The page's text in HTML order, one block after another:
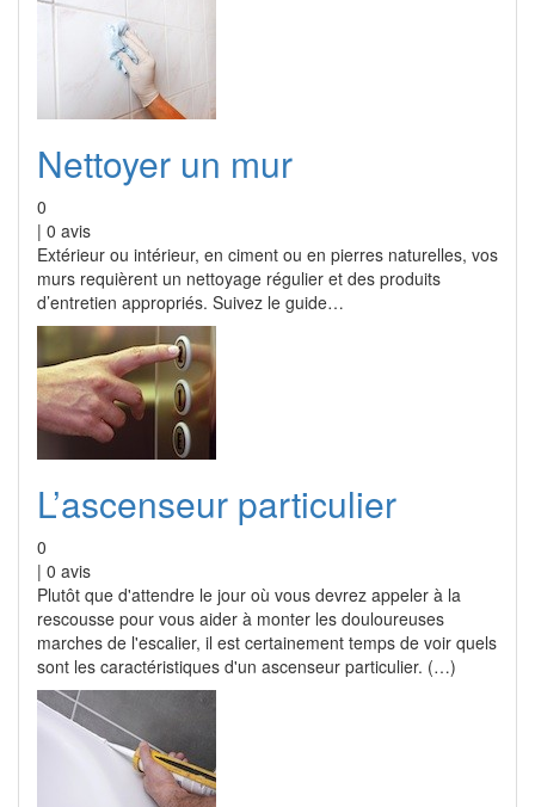
Nettoyer un mur
0
| 0 avis
Extérieur ou intérieur, en ciment ou en pierres naturelles, vos
murs requièrent un nettoyage régulier et des produits
d’entretien appropriés. Suivez le guide…
L’ascenseur particulier
0
| 0 avis
Plutôt que d'attendre le jour où vous devrez appeler à la
rescousse pour vous aider à monter les douloureuses
marches de l'escalier, il est certainement temps de voir quels
sont les caractéristiques d'un ascenseur particulier. (…)